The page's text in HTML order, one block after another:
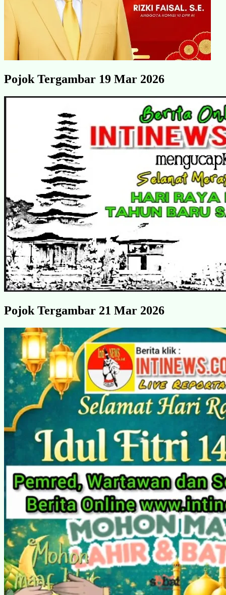
Pojok Tergambar 19 Mar 2026
Pojok Tergambar 21 Mar 2026